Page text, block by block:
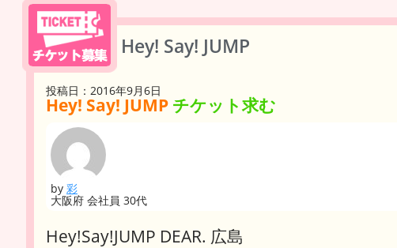
Hey! Say! JUMP
投稿日：2016年9月6日
Hey! Say! JUMP チケット求む
by 彩
大阪府 会社員 30代
Hey!Say!JUMP DEAR. 広島